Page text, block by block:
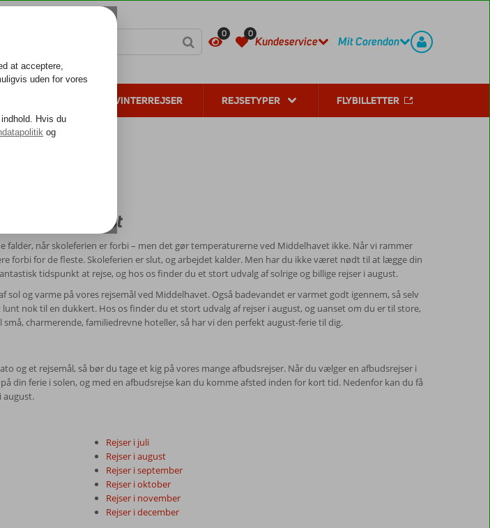
0 0
Kundeservice Mit Corendon
VINTERREJSER REJSETYPER FLYBILLETTER
erfaring
rejse i august
falder, når skoleferien er forbi – men det gør temperaturerne ved Middelhavet ikke. Når vi rammer
forbi for de fleste. Skoleferien er slut, og arbejdet kalder. Men har du ikke været nødt til at lægge din
tidspunkt at rejse, og hos os finder du et stort udvalg af solrige og billige rejser i august.
sol og varme på vores rejsemål ved Middelhavet. Også badevandet er varmet godt igennem, så selv
nok til en dukkert. Hos os finder du et stort udvalg af rejser i august, og uanset om du er til store,
charmerende, familiedrevne hoteller, så har vi den perfekt august-ferie til dig.
og et rejsemål, så bør du tage et kig på vores mange afbudsrejser. Når du vælger en afbudsrejser i
din ferie i solen, og med en afbudsrejse kan du komme afsted inden for kort tid. Nedenfor kan du få
august.
Rejser i juli
Rejser i august
Rejser i september
Rejser i oktober
Rejser i november
Rejser i december